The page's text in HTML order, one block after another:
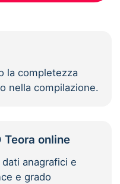
la completezza
nella compilazione.
Teora online
anagrafici e
e grado